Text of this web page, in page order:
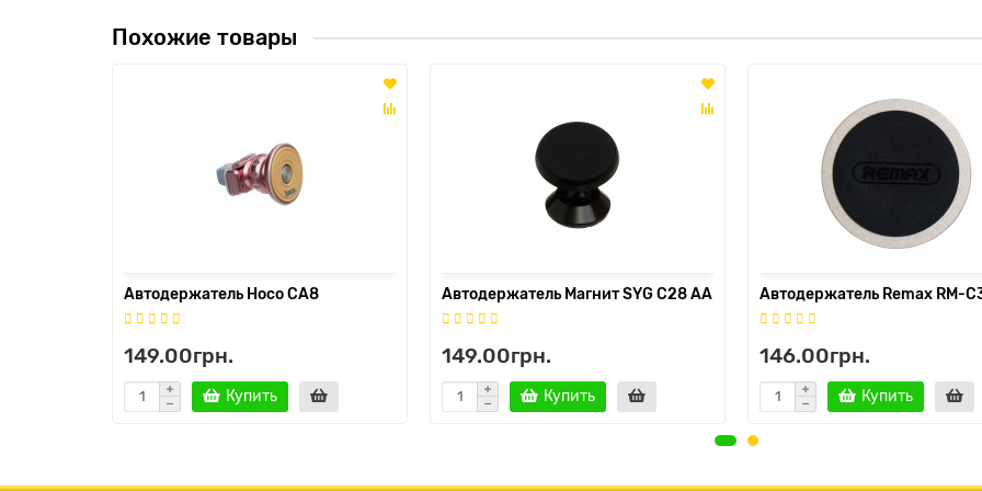
Похожие товары
Автодержатель Hoco CA8
149.00грн.
Купить
Автодержатель Магнит SYG C28 AA
149.00грн.
Купить
Автодержатель Remax RM-
146.00грн.
Купить